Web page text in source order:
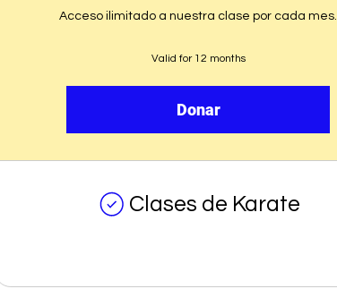
Acceso ilimitado a nuestra clase por cada mes.
Valid for 12 months
Donar
Clases de Karate